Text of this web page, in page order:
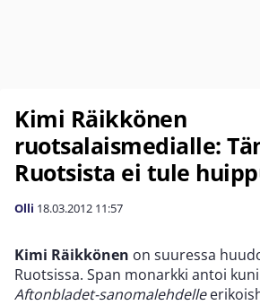
Kimi Räikkönen
ruotsalaismedialle:
Ruotsista ei tule
Olli 18.03.2012 11:57
Kimi Räikkönen on suuressa
Ruotsissa. Span monarkki antoi
Aftonbladet-sanomalehdelle